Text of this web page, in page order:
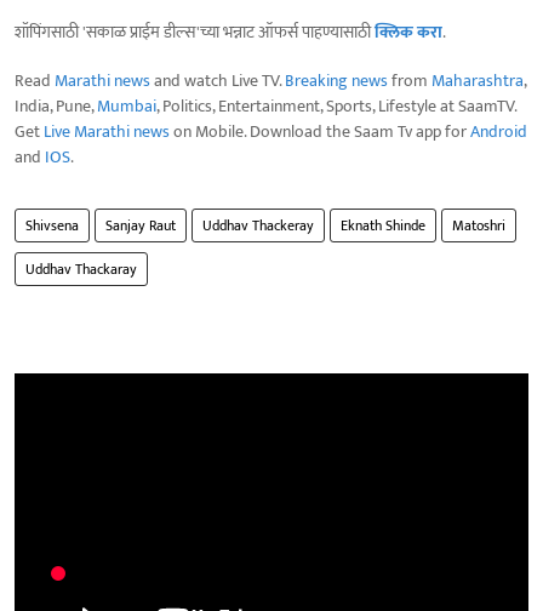
शॉपिंगसाठी 'सकाळ प्राईम डील्स'च्या भन्नाट ऑफर्स पाहण्यासाठीक्लिक करा.
Read Marathi newsand watch Live TV.Breaking newsfrom Maharashtra,
India, Pune,Mumbai, Politics, Entertainment, Sports, Lifestyle at SaamTV.
GetLive Marathi newson Mobile. Download the Saam Tv app forAndroid
and IOS.
Shivsena Sanjay Raut Uddhav Thackeray Eknath Shinde
Matoshri
Uddhav Thackaray